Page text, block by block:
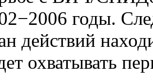
годы.
действий
охватывать